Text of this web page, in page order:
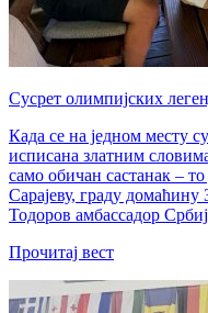
Сусрет олимпијских
Када се на једном месту
исписана златним
само обичан састанак –
Сарајеву, граду
Тодоров амбассадор
Прочитај вест